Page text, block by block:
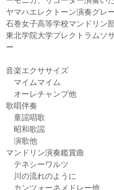
ヤマハエレクトーン演奏グレ
石巻女子高等学校マンドリン
東北学院大学プレクトラムソ
ー
音楽エクササイズ
マイムマイム
オーレチャンプ他
歌唱伴奏
童謡唱歌
昭和歌謡
演歌他
マンドリン演奏鑑賞曲
テネシーワルツ
川の流れのように
カンツォーネメドレー他